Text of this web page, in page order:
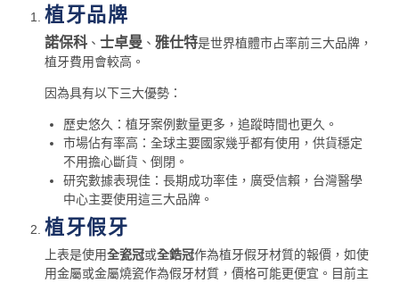
植牙品牌
諾保科 、 士卓曼 、 雅仕特是世界植體市占率前三大品牌，
植牙費用會較高。
因為具有以下三大優勢：
歷史悠久：植牙案例數量更多，追蹤時間也更久。
市場佔有率高：全球主要國家幾乎都有使用，供貨穩定
不用擔心斷貨、倒閉。
研究數據表現佳：長期成功率佳，廣受信賴，台灣醫學
中心主要使用這三大品牌。
植牙假牙
上表是使用全瓷冠或全鋯冠作為植牙假牙材質的報價，如使
用金屬或金屬燒瓷作為假牙材質，價格可能更便宜。目前主